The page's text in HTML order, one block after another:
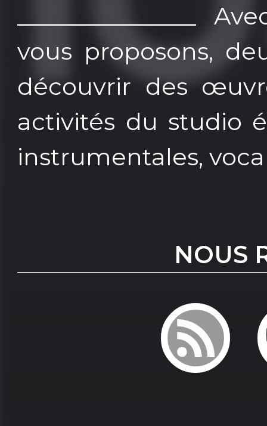
_______________
vous proposons,
découvrir des
activités du studio
instrumentales,
NOUS